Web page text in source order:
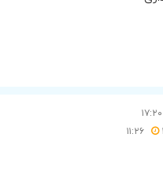
۱۷:۲۰
۱۱:۲۶